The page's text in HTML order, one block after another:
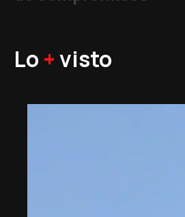
Lo +visto